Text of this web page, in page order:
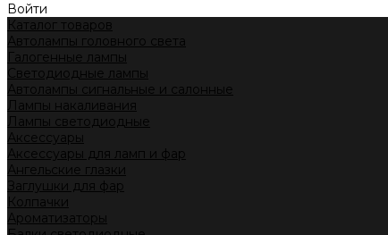
Войти
Каталог товаров
Автолампы головного света
Галогенные лампы
Светодиодные лампы
Автолампы сигнальные и салонные
Лампы накаливания
Лампы светодиодные
Аксессуары
Аксессуары для ламп и фар
Ангельские глазки
Заглушки для фар
Колпачки
Ароматизаторы